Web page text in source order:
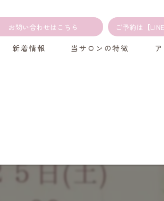
お問い合わせはこちら ご予約は【
新着情報 当サロンの特徴